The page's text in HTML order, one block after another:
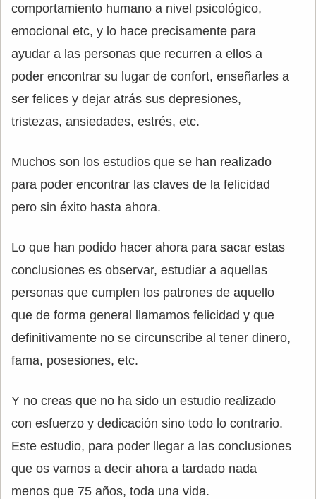
comportamiento humano a nivel psicológico,
emocional etc, y lo hace precisamente para
ayudar a las personas que recurren a ellos a
poder encontrar su lugar de confort, enseñarles a
ser felices y dejar atrás sus depresiones,
tristezas, ansiedades, estrés, etc.
Muchos son los estudios que se han realizado
para poder encontrar las claves de la felicidad
pero sin éxito hasta ahora.
Lo que han podido hacer ahora para sacar estas
conclusiones es observar, estudiar a aquellas
personas que cumplen los patrones de aquello
que de forma general llamamos felicidad y que
definitivamente no se circunscribe al tener dinero,
fama, posesiones, etc.
Y no creas que no ha sido un estudio realizado
con esfuerzo y dedicación sino todo lo contrario.
Este estudio, para poder llegar a las conclusiones
que os vamos a decir ahora a tardado nada
menos que 75 años, toda una vida.